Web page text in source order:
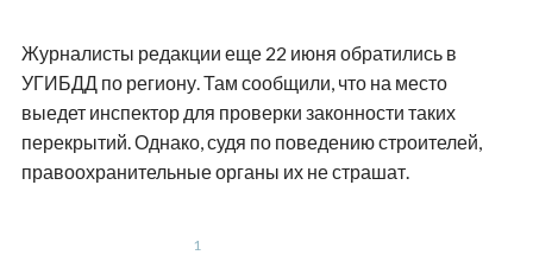
Журналисты редакции еще 22 июня обратились в
УГИБДД по региону. Там сообщили, что на место
выедет инспектор для проверки законности таких
перекрытий. Однако, судя по поведению строителей,
правоохранительные органы их не страшат.
1